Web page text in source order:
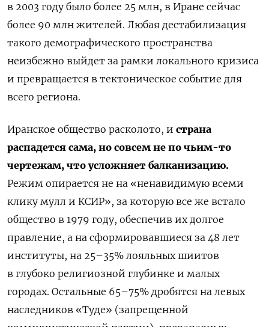
в 2003 году было более 25 млн, в Иране сейчас
более 90 млн жителей. Любая дестабилизация
такого демографического пространства
неизбежно выйдет за рамки локального кризиса
и превращается в тектоническое событие для
всего региона.
Иранское общество расколото, и страна
распадется сама, но совсем не по чьим-то
чертежам, что усложняет балканизацию.
Режим опирается не на «ненавидимую всеми
клику мулл и КСИР», за которую все же встало
общество в 1979 году, обеспечив их долгое
правление, а на сформировавшиеся за 48 лет
институты, на 25–35% лояльных шиитов
в глубоко религиозной глубинке и малых
городах. Остальные 65–75% дробятся на левых
наследников «Туде» (запрещенной